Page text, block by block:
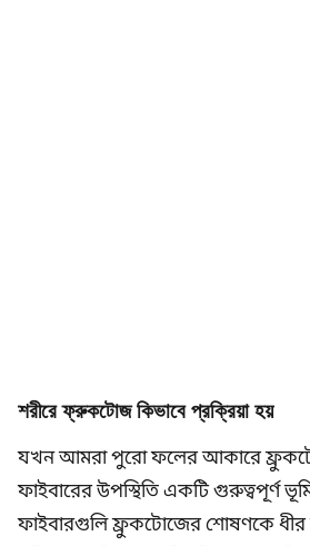
শরীরে ফ্রুকটোজ কিভাবে প্রক্রিয়া হয়
যখন আমরা পুরো ফলের আকারে
ফাইবারের উপস্থিতি একটি গুরুত্বপূর্ণ
ফাইবারগুলি ফ্রুকটোজের শোষণকে